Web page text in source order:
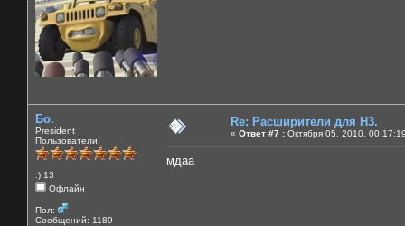
Бо.
President
Пользователи
:) 13
Офлайн
Пол:
Сообщений: 1189
Re: Расширители для Н3.
« Ответ #7 : Октября 05, 2010,
мдаа